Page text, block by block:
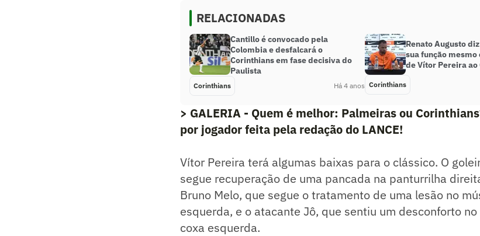
RELACIONADAS
Cantillo é convocado pela
Colombia e desfalcará o
Corinthians em fase decisiva do
Paulista
Corinthians Há 4 anos
Renato Augusto
sua função mesmo
de Vítor Pereira
Corinthians
> GALERIA - Quem é melhor: Palmeiras ou
por jogador feita pela redação do LANCE!
Vítor Pereira terá algumas baixas para o clássico. O
segue recuperação de uma pancada na panturrilha
Bruno Melo, que segue o tratamento de uma lesão no
esquerda, e o atacante Jô, que sentiu um desconforto
coxa esquerda.